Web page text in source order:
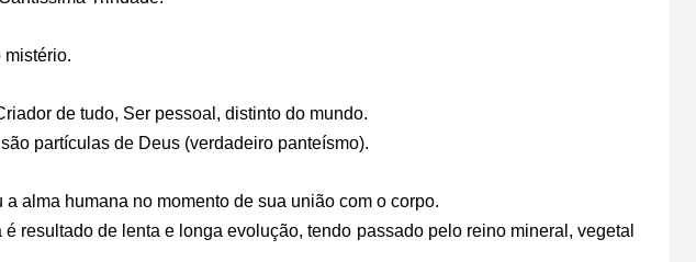
mistério.
de tudo, Ser pessoal, distinto do mundo.
partículas de Deus (verdadeiro panteísmo).
alma humana no momento de sua união com o corpo.
resultado de lenta e longa evolução, tendo passado pelo reino mineral, vegetal